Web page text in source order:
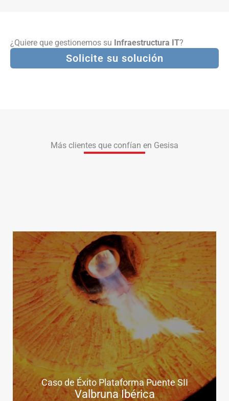
¿Quiere que gestionemos su Infraestructura IT?
Solicite su solución
Más clientes que confían en Gesisa
Caso de Éxito Plataforma Puente SII
Valbruna Ibérica